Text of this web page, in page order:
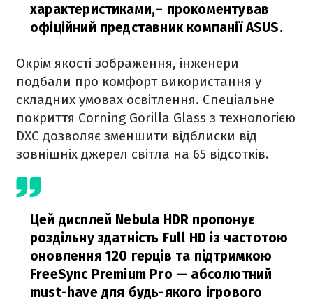
характеристиками,– прокоментував
офіційний представник компанії ASUS.
Окрім якості зображення, інженери
подбали про комфорт використання у
складних умовах освітлення. Спеціальне
покриття Corning Gorilla Glass з технологією
DXC дозволяє зменшити відблиски від
зовнішніх джерел світла на 65 відсотків.
Цей дисплей Nebula HDR пропонує
роздільну здатність Full HD із частотою
оновлення 120 герців та підтримкою
FreeSync Premium Pro — абсолютний
must-have для будь-якого ігрового